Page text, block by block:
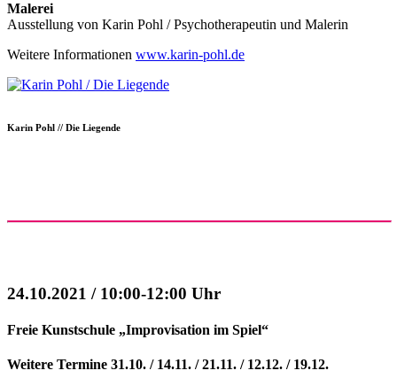
Malerei
Ausstellung von Karin Pohl / Psychotherapeutin und Malerin
Weitere Informationen www.karin-pohl.de
Karin Pohl // Die Liegende
24.10.2021 / 10:00-12:00 Uhr
Freie Kunstschule „Improvisation im Spiel“
Weitere Termine 31.10. / 14.11. / 21.11. / 12.12. / 19.12.